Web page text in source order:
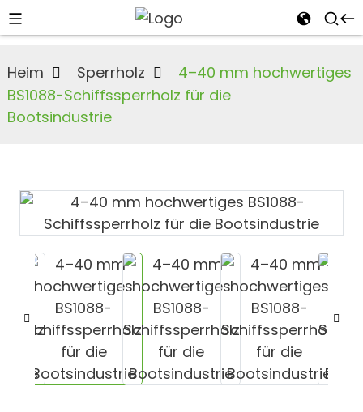
Heim Sperrholz
4–40 mm hochwertiges
BS1088-Schiffssperrholz für die
Bootsindustrie